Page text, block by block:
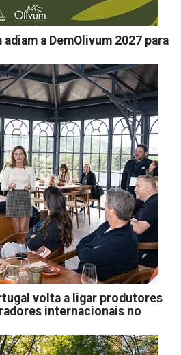
a DemOlivum 2027 para
volta a ligar produtores
internacionais no